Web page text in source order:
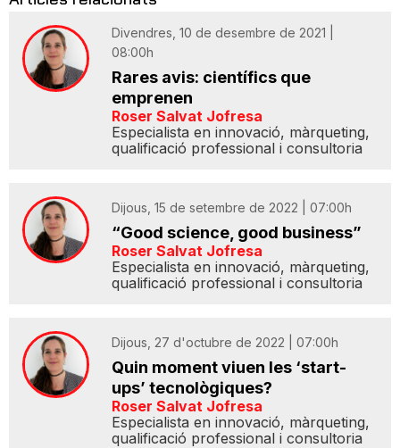
Divendres, 10 de desembre de 2021 |
08:00h
Rares avis: científics que
emprenen
Roser Salvat Jofresa
Especialista en innovació, màrqueting,
qualificació professional i consultoria
Dijous, 15 de setembre de 2022 | 07:00h
“Good science, good business”
Roser Salvat Jofresa
Especialista en innovació, màrqueting,
qualificació professional i consultoria
Dijous, 27 d'octubre de 2022 | 07:00h
Quin moment viuen les ‘start-
ups’ tecnològiques?
Roser Salvat Jofresa
Especialista en innovació, màrqueting,
qualificació professional i consultoria